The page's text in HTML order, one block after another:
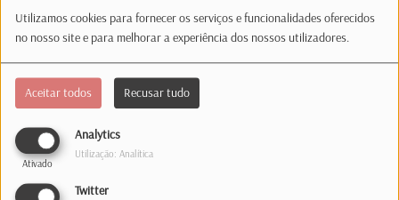
Utilizamos cookies para fornecer os serviços e funcionalidades oferecidos
no nosso site e para melhorar a experiência dos nossos utilizadores.
Aceitar todos Recusar tudo
Analytics
Ativado
Utilização: Analítica
Twitter
Latina Desporto